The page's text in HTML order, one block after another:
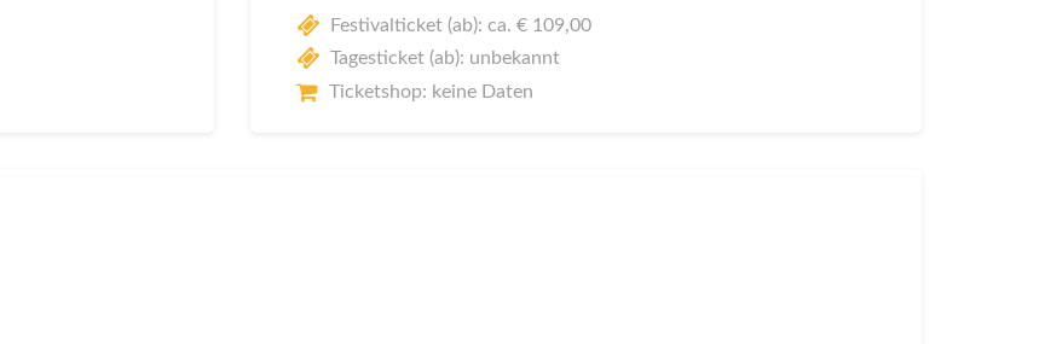
Festivalticket (ab): ca. € 109,00
Tagesticket (ab): unbekannt
Ticketshop: keine Daten